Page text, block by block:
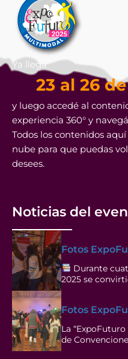
Ya llega
23 al 26
y luego accedé al
experiencia 360° y
Todos los contenidos
nube para que puedas
desees.
Noticias del
Fotos
Durante
2025 se
Fotos
La
de